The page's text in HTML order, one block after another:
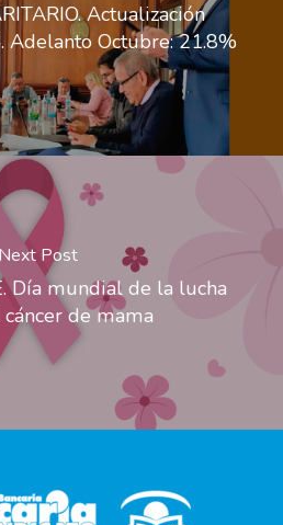
Actualización
Adelanto Octubre: 21.8%
Next Post
Día mundial de la lucha
de mama